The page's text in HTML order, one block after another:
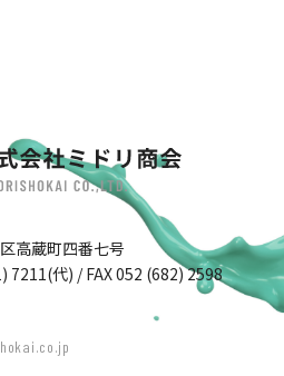
高蔵町四番七号
7211(代) / FAX 052 (682) 2598